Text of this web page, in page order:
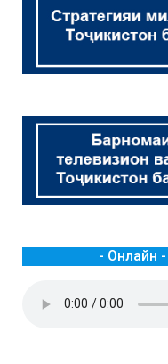
- Онлайн